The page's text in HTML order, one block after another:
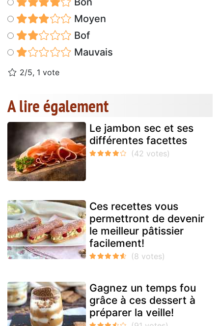
Moyen
Bof
Mauvais
2/5, 1 vote
A lire également
Le jambon sec et ses
différentes facettes
Ces recettes vous
permettront de devenir
le meilleur pâtissier
facilement!
Gagnez un temps fou
grâce à ces dessert à
préparer la veille!